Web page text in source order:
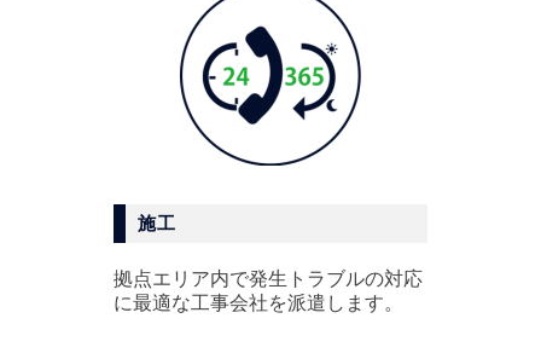
施工
拠点エリア内で発生トラブルの対応
に最適な工事会社を派遣します。